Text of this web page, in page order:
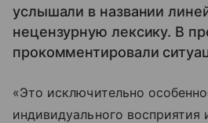
услышали в названии
нецензурную лексику. В
прокомментировали
«Это исключительно
индивидуального